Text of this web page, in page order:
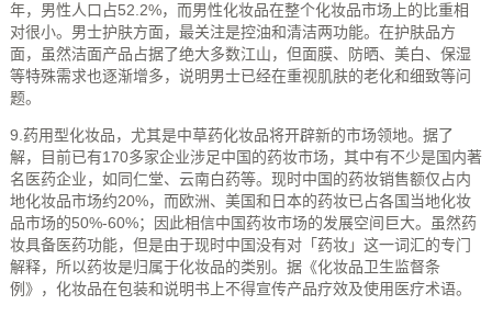
年，男性人口占52.2%，而男性化妆品在整个化妆品市场上的比重相
对很小。男士护肤方面，最关注是控油和清洁两功能。在护肤品方
面，虽然洁面产品占据了绝大多数江山，但面膜、防晒、美白、保湿
等特殊需求也逐渐增多，说明男士已经在重视肌肤的老化和细致等问
题。
9.药用型化妆品，尤其是中草药化妆品将开辟新的市场领地。据了
解，目前已有170多家企业涉足中国的药妆市场，其中有不少是国内著
名医药企业，如同仁堂、云南白药等。现时中国的药妆销售额仅占内
地化妆品市场约20%，而欧洲、美国和日本的药妆已占各国当地化妆
品市场的50%-60%；因此相信中国药妆市场的发展空间巨大。虽然药
妆具备医药功能，但是由于现时中国没有对「药妆」这一词汇的专门
解释，所以药妆是归属于化妆品的类别。据《化妆品卫生监督条
例》，化妆品在包装和说明书上不得宣传产品疗效及使用医疗术语。